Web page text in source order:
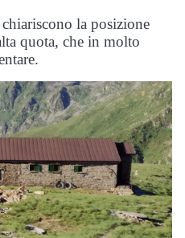
la posizione
quota, che in molto